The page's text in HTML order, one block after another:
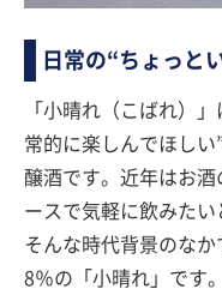
日常の“ちょっと
「小晴れ（こばれ）
常的に楽しんでほし
醸酒です。近年はお
ースで気軽に飲みたい
そんな時代背景のな
8％の「小晴れ」です。